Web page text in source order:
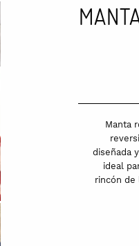
Manta
diseñada
ideal
rincón de